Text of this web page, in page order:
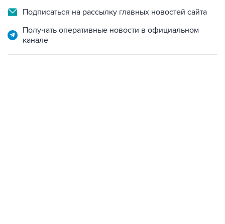
Подписаться на рассылку главных новостей сайта
Получать оперативные новости в официальном
канале